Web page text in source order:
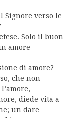
Signore verso le
Solo il buon
amore
di amore?
che non
diede vita a
un dare